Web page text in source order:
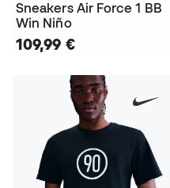
Sneakers Air Force 1 BB
Win Niño
109,99 €